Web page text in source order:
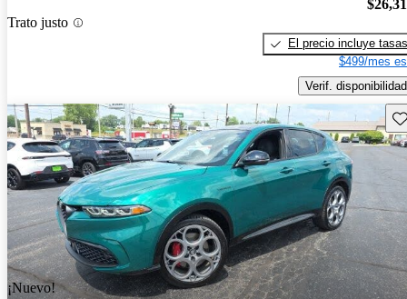
Trato justo
El precio incluye tasas
$499/mes
Verif. disponibilidad
¡Nuevo!